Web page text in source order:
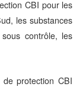
CBI pour les
les substances
contrôle, les
protection CBI